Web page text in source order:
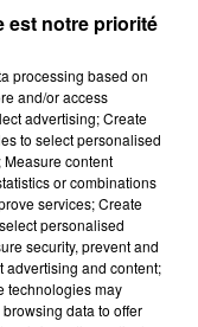
l'artiste !
qui trouve
le cadeau
au Parc animalier de...
est notre priorité
processing based on
and/or access
advertising; Create
to select personalised
content
or combinations
services; Create
personalised
security, prevent and
advertising and content;
technologies may
data to offer